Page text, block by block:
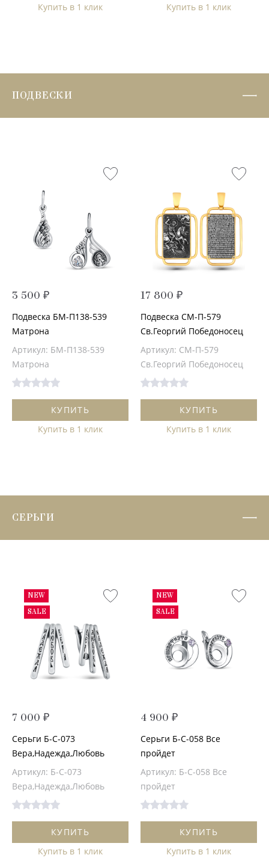
Купить в 1 клик
Купить в 1 клик
ПОДВЕСКИ
3 500 ₽
Подвеска БМ-П138-539
Матрона
Артикул: БМ-П138-539
Матрона
КУПИТЬ
Купить в 1 клик
17 800 ₽
Подвеска СМ-П-579
Св.Георгий Победоносец
Артикул: СМ-П-579
Св.Георгий Победоносец
КУПИТЬ
Купить в 1 клик
СЕРЬГИ
NEW
SALE
7 000 ₽
Серьги Б-С-073
Вера,Надежда,Любовь
Артикул: Б-С-073
Вера,Надежда,Любовь
КУПИТЬ
Купить в 1 клик
NEW
SALE
4 900 ₽
Серьги Б-С-058 Все
пройдет
Артикул: Б-С-058 Все
пройдет
КУПИТЬ
Купить в 1 клик